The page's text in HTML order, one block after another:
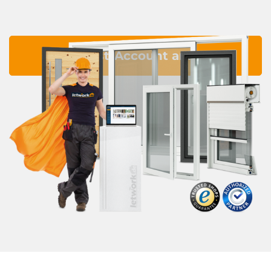
Jetzt Test-Account anlegen